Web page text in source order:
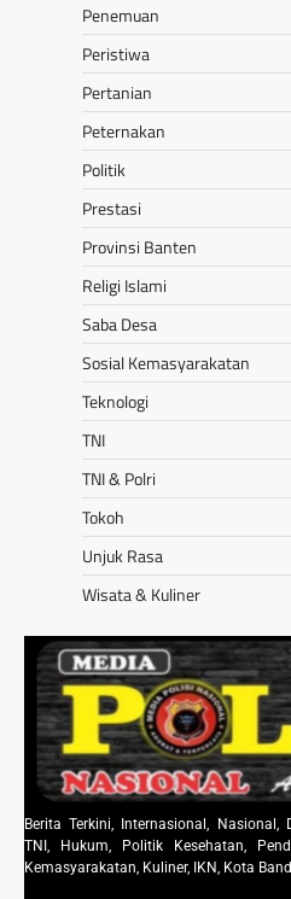
Penemuan
Peristiwa
Pertanian
Peternakan
Politik
Prestasi
Provinsi Banten
Religi Islami
Saba Desa
Sosial Kemasyarakatan
Teknologi
TNI
TNI & Polri
Tokoh
Unjuk Rasa
Wisata & Kuliner
Berita Terkini, Internasional, Nasional,
TNI, Hukum, Politik Kesehatan,
Kemasyarakatan, Kuliner, IKN, Kota